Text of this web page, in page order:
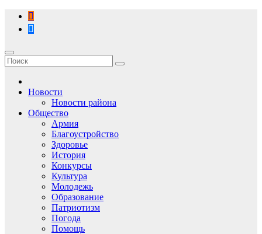
Перейти
содержимому
Новости
Новости района
Общество
Армия
Благоустройство
Здоровье
История
Конкурсы
Культура
Молодежь
Образование
Патриотизм
Погода
Помощь